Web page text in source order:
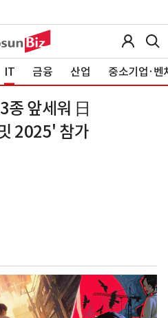
IT 금융 산업 중소기업·벤
종 앞세워 日
2025' 참가